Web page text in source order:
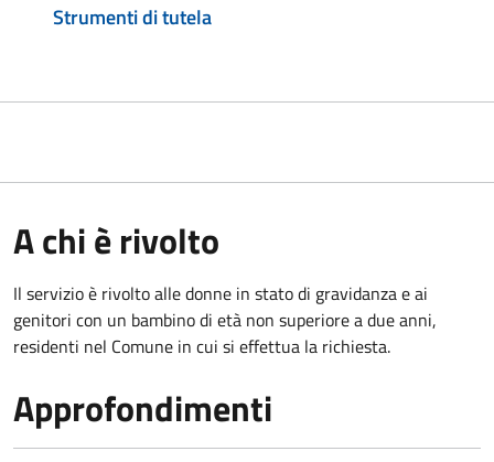
Strumenti di tutela
A chi è rivolto
Il servizio è rivolto alle donne in stato di gravidanza e ai
genitori con un bambino di età non superiore a due anni,
residenti nel Comune in cui si effettua la richiesta.
Approfondimenti